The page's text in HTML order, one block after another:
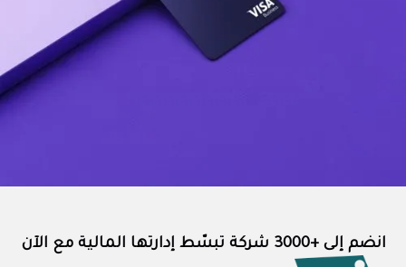
انضم إلى +3000 شركة تبسّط إدارتها المالية مع الآن